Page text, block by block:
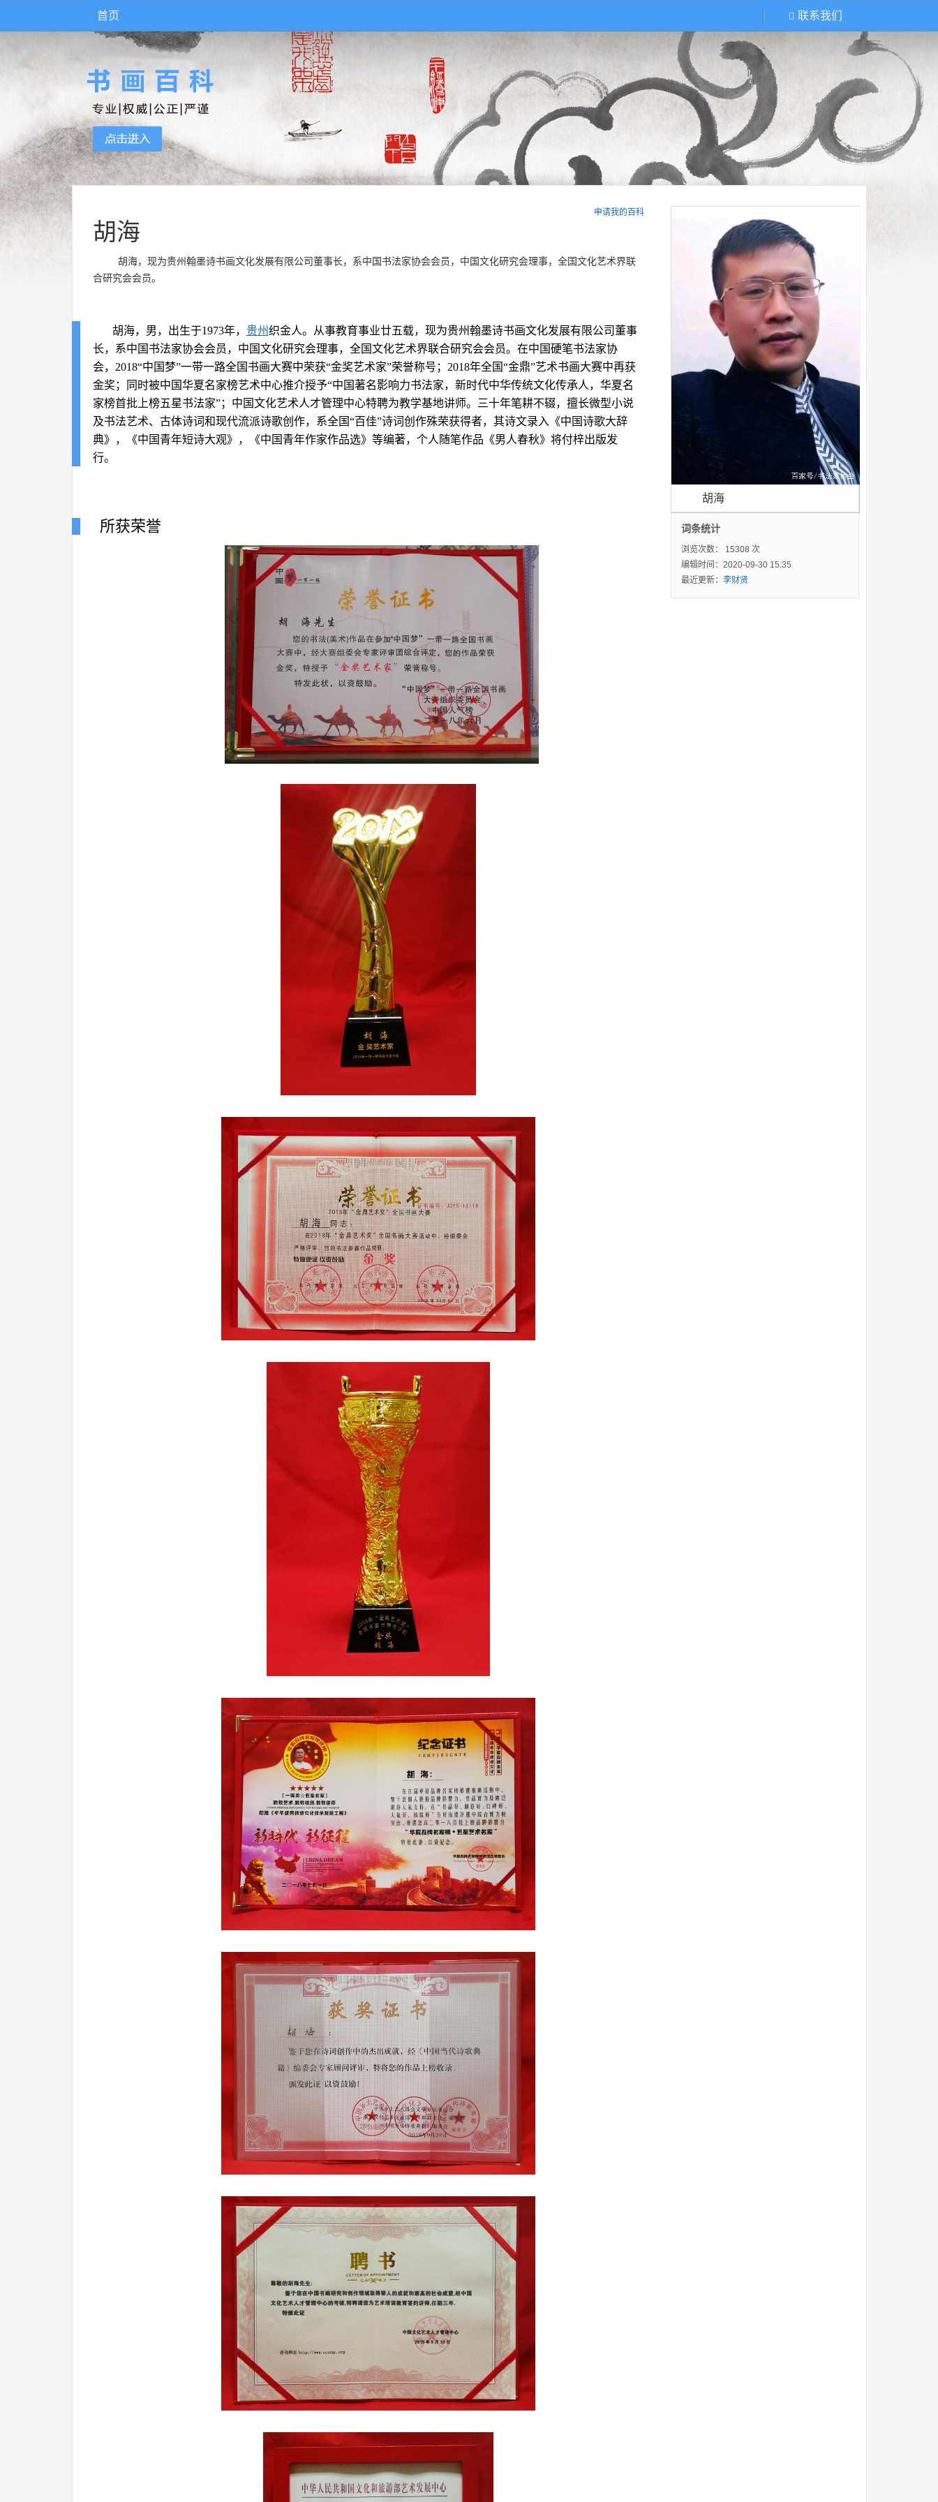
首页 联系我们
胡海
词条统计
浏览次数：
15308 次
编辑时间：2020-09-30 15:35
最近更新： 李财贤
申请我的百科
胡海
胡海，现为贵州翰墨诗书画文化发展有限公司董事长，系中国书法家协会会员，中国文化研究会理事，全国文化艺术界联
合研究会会员。
胡海，男，出生于1973年， 贵州织金人。从事教育事业廿五载，现为贵州翰墨诗书画文化发展有限公司董事
长，系中国书法家协会会员，中国文化研究会理事，全国文化艺术界联合研究会会员。在中国硬笔书法家协
会，2018“中国梦”一带一路全国书画大赛中荣获“金奖艺术家”荣誉称号；2018年全国“金鼎”艺术书画大赛中再获
金奖；同时被中国华夏名家榜艺术中心推介授予“中国著名影响力书法家，新时代中华传统文化传承人，华夏名
家榜首批上榜五星书法家”；中国文化艺术人才管理中心特聘为教学基地讲师。三十年笔耕不辍，擅长微型小说
及书法艺术、古体诗词和现代流派诗歌创作，系全国“百佳”诗词创作殊荣获得者，其诗文录入《中国诗歌大辞
典》，《中国青年短诗大观》，《中国青年作家作品选》等编著，个人随笔作品《男人春秋》将付梓出版发
行。
所获荣誉